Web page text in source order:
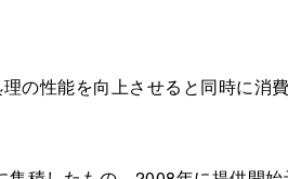
性能を向上させると同時に消費